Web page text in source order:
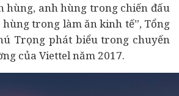
hùng, anh hùng trong chiến đấu
hùng trong làm ănkinh tế”, Tổng
Trọng phát biểu trong chuyến
của Viettel năm 2017.